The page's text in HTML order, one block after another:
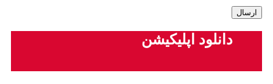
دانلود اپلیکیشن